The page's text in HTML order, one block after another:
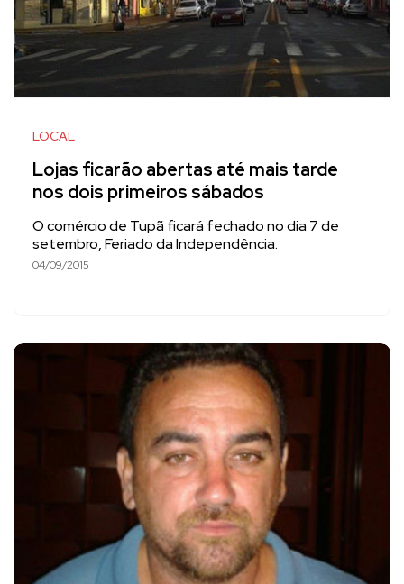
LOCAL
Lojas ficarão abertas até mais tarde
nos dois primeiros sábados
O comércio de Tupã ficará fechado no dia 7 de
setembro, Feriado da Independência.
04/09/2015